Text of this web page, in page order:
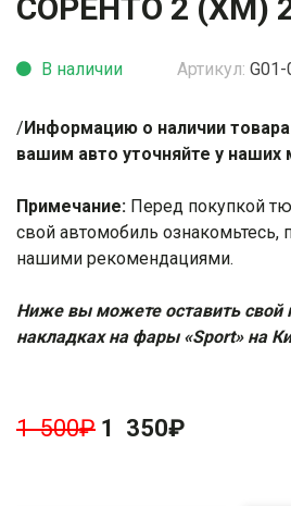
СОРЕНТО 2 (ХМ)
Артикул:
В наличии
/Информацию о наличии
вашим авто уточняйте у
Примечание: Перед покупкой
свой автомобиль ознакомьтесь,
нашими рекомендациями.
Ниже вы можете оставить свой
накладках на фары «Sport» на
1 500₽ 1 350₽